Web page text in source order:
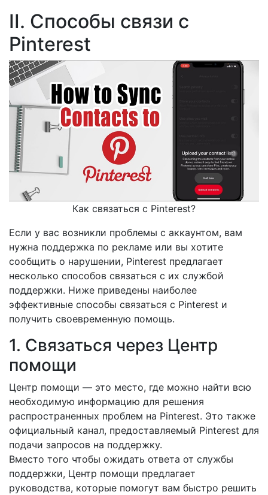
II. Способы связи с
Pinterest
Как связаться с Pinterest?
Если у вас возникли проблемы с аккаунтом, вам
нужна поддержка по рекламе или вы хотите
сообщить о нарушении, Pinterest предлагает
несколько способов связаться с их службой
поддержки. Ниже приведены наиболее
эффективные способы связаться с Pinterest и
получить своевременную помощь.
1. Связаться через Центр
помощи
Центр помощи — это место, где можно найти всю
необходимую информацию для решения
распространенных проблем на Pinterest. Это также
официальный канал, предоставляемый Pinterest для
подачи запросов на поддержку.
Вместо того чтобы ожидать ответа от службы
поддержки, Центр помощи предлагает
руководства, которые помогут вам быстро решить